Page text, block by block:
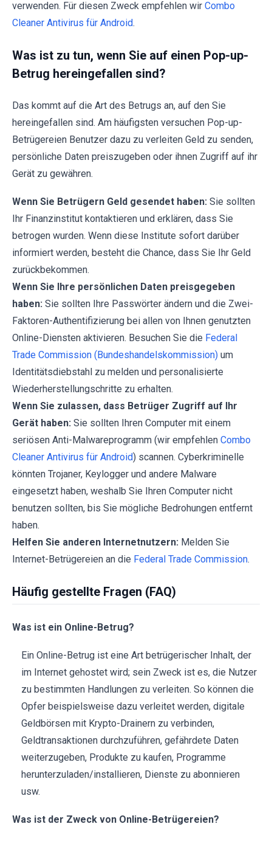
verwenden. Für diesen Zweck empfehlen wir Combo
Cleaner Antivirus für Android.
Was ist zu tun, wenn Sie auf einen Pop-up-
Betrug hereingefallen sind?
Das kommt auf die Art des Betrugs an, auf den Sie
hereingefallen sind. Am häufigsten versuchen Pop-up-
Betrügereien Benutzer dazu zu verleiten Geld zu senden,
persönliche Daten preiszugeben oder ihnen Zugriff auf ihr
Gerät zu gewähren.
Wenn Sie Betrügern Geld gesendet haben: Sie sollten
Ihr Finanzinstitut kontaktieren und erklären, dass Sie
betrogen wurden. Wenn diese Institute sofort darüber
informiert werden, besteht die Chance, dass Sie Ihr Geld
zurückbekommen.
Wenn Sie Ihre persönlichen Daten preisgegeben
haben: Sie sollten Ihre Passwörter ändern und die Zwei-
Faktoren-Authentifizierung bei allen von Ihnen genutzten
Online-Diensten aktivieren. Besuchen Sie die Federal
Trade Commission (Bundeshandelskommission) um
Identitätsdiebstahl zu melden und personalisierte
Wiederherstellungschritte zu erhalten.
Wenn Sie zulassen, dass Betrüger Zugriff auf Ihr
Gerät haben: Sie sollten Ihren Computer mit einem
seriösen Anti-Malwareprogramm (wir empfehlen Combo
Cleaner Antivirus für Android) scannen. Cyberkriminelle
könnten Trojaner, Keylogger und andere Malware
eingesetzt haben, weshalb Sie Ihren Computer nicht
benutzen sollten, bis Sie mögliche Bedrohungen entfernt
haben.
Helfen Sie anderen Internetnutzern: Melden Sie
Internet-Betrügereien an die Federal Trade Commission.
Häufig gestellte Fragen (FAQ)
Was ist ein Online-Betrug?
Ein Online-Betrug ist eine Art betrügerischer Inhalt, der
im Internet gehostet wird; sein Zweck ist es, die Nutzer
zu bestimmten Handlungen zu verleiten. So können die
Opfer beispielsweise dazu verleitet werden, digitale
Geldbörsen mit Krypto-Drainern zu verbinden,
Geldtransaktionen durchzuführen, gefährdete Daten
weiterzugeben, Produkte zu kaufen, Programme
herunterzuladen/installieren, Dienste zu abonnieren
usw.
Was ist der Zweck von Online-Betrügereien?